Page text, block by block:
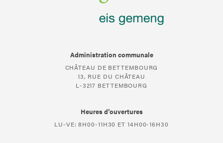
Administration communale
CHÂTEAU DE BETTEMBOURG
13, RUE DU CHÂTEAU
L-3217 BETTEMBOURG
Heures d’ouvertures
LU-VE: 8H00-11H30 ET 14H00-16H30